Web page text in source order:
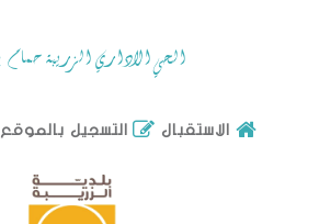
الحي الاداري الزريبة حمام 1152
الاستقبال التسجيل بالموقع